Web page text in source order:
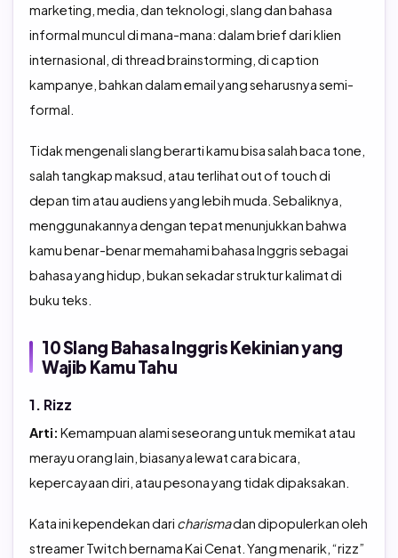
marketing, media, dan teknologi, slang dan bahasa
informal muncul di mana-mana: dalam brief dari klien
internasional, di thread brainstorming, di caption
kampanye, bahkan dalam email yang seharusnya semi-
formal.
Tidak mengenali slang berarti kamu bisa salah baca tone,
salah tangkap maksud, atau terlihat out of touch di
depan tim atau audiens yang lebih muda. Sebaliknya,
menggunakannya dengan tepat menunjukkan bahwa
kamu benar-benar memahami bahasa Inggris sebagai
bahasa yang hidup, bukan sekadar struktur kalimat di
buku teks.
10 Slang Bahasa Inggris Kekinian yang
Wajib Kamu Tahu
1. Rizz
Arti: Kemampuan alami seseorang untuk memikat atau
merayu orang lain, biasanya lewat cara bicara,
kepercayaan diri, atau pesona yang tidak dipaksakan.
Kata ini kependekan dari charismadan dipopulerkan oleh
streamer Twitch bernama Kai Cenat. Yang menarik, “rizz”